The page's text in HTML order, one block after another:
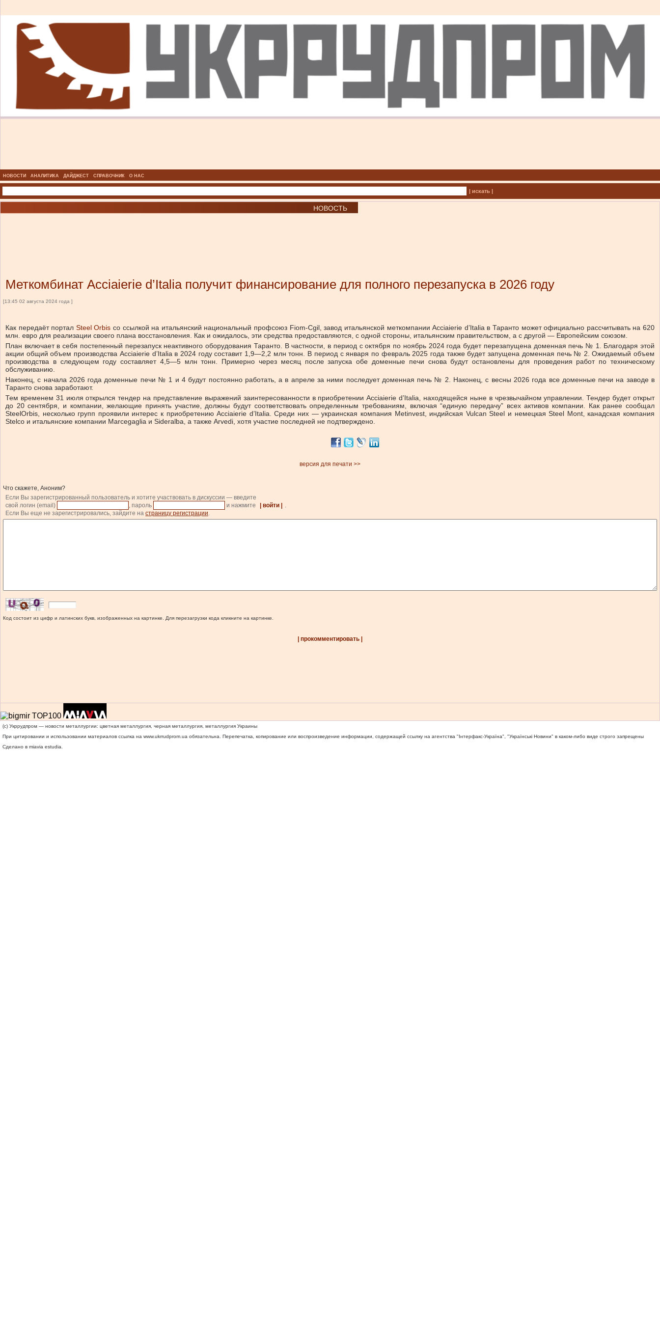
НОВОСТИ АНАЛИТИКА ДАЙДЖЕСТ СПРАВОЧНИК О НАС
| искать |
НОВОСТЬ
Меткомбинат Acciaierie d’Italia получит финансирование для полного перезапуска в 2026 году
[13:45 02 августа 2024 года ]
Как передаёт портал Steel Orbis со ссылкой на итальянский национальный профсоюз Fiom-Cgil, завод итальянской меткомпании Acciaierie d’Italia в Таранто может официально рассчитывать на 620
млн. евро для реализации своего плана восстановления. Как и ожидалось, эти средства предоставляются, с одной стороны, итальянским правительством, а с другой — Европейским союзом.
План включает в себя постепенный перезапуск неактивного оборудования Таранто. В частности, в период с октября по ноябрь 2024 года будет перезапущена доменная печь № 1. Благодаря этой
акции общий объем производства Acciaierie d’Italia в 2024 году составит 1,9—2,2 млн тонн. В период с января по февраль 2025 года также будет запущена доменная печь № 2. Ожидаемый объем
производства в следующем году составляет 4,5—5 млн тонн. Примерно через месяц после запуска обе доменные печи снова будут остановлены для проведения работ по техническому
обслуживанию.
Наконец, с начала 2026 года доменные печи № 1 и 4 будут постоянно работать, а в апреле за ними последует доменная печь № 2. Наконец, с весны 2026 года все доменные печи на заводе в
Таранто снова заработают.
Тем временем 31 июля открылся тендер на представление выражений заинтересованности в приобретении Acciaierie d’Italia, находящейся ныне в чрезвычайном управлении. Тендер будет открыт
до 20 сентября, и компании, желающие принять участие, должны будут соответствовать определенным требованиям, включая “единую передачу” всех активов компании. Как ранее сообщал
SteelOrbis, несколько групп проявили интерес к приобретению Acciaierie d’Italia. Среди них — украинская компания Metinvest, индийская Vulcan Steel и немецкая Steel Mont, канадская компания
Stelco и итальянские компании Marcegaglia и Sideralba, а также Arvedi, хотя участие последней не подтверждено.
версия для печати >>
Что скажете, Аноним?
Если Вы зарегистрированный пользователь и хотите участвовать в дискуссии — введите
свой логин (email)
, пароль и нажмите | войти |
.
Если Вы еще не зарегистрировались, зайдите на страницу регистрации.
Код состоит из цифр и латинских букв, изображенных на картинке. Для перезагрузки кода кликните на картинке.
| прокомментировать |
(c) Укррудпром — новости металлургии: цветная металлургия, черная металлургия, металлургия Украины
При цитировании и использовании материалов ссылка на www.ukrrudprom.ua обязательна. Перепечатка, копирование или воспроизведение информации, содержащей ссылку на агентства "Iнтерфакс-Україна", "Українськi Новини" в каком-либо виде строго запрещены
Сделано в miavia estudia.